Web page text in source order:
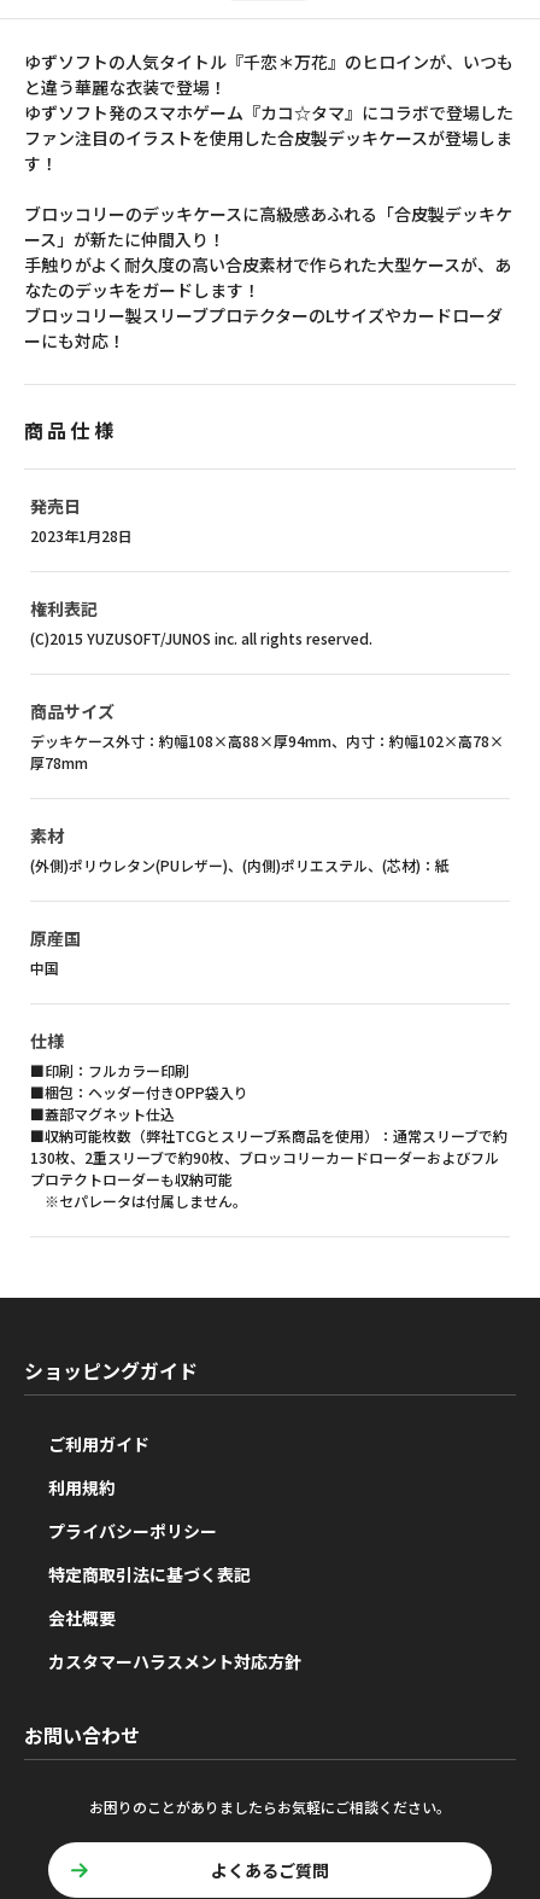
ゆずソフトの人気タイトル『千恋＊万花』のヒロインが、いつも
と違う華麗な衣装で登場！
ゆずソフト発のスマホゲーム『カコ☆タマ』にコラボで登場した
ファン注目のイラストを使用した合皮製デッキケースが登場しま
す！
ブロッコリーのデッキケースに高級感あふれる「合皮製デッキケ
ース」が新たに仲間入り！
手触りがよく耐久度の高い合皮素材で作られた大型ケースが、あ
なたのデッキをガードします！
ブロッコリー製スリーブプロテクターのLサイズやカードローダ
ーにも対応！
商品仕様
発売日
2023年1月28日
権利表記
(C)2015 YUZUSOFT/JUNOS inc. all rights reserved.
商品サイズ
デッキケース外寸：約幅108×高88×厚94mm、内寸：約幅102×高78×
厚78mm
素材
(外側)ポリウレタン(PUレザー)、(内側)ポリエステル、(芯材)：紙
原産国
中国
仕様
■印刷：フルカラー印刷
■梱包：ヘッダー付きOPP袋入り
■蓋部マグネット仕込
■収納可能枚数（弊社TCGとスリーブ系商品を使用）：通常スリーブで約
130枚、2重スリーブで約90枚、ブロッコリーカードローダーおよびフル
プロテクトローダーも収納可能
※セパレータは付属しません。
ショッピングガイド
ご利用ガイド
利用規約
プライバシーポリシー
特定商取引法に基づく表記
会社概要
カスタマーハラスメント対応方針
お問い合わせ
お困りのことがありましたらお気軽にご相談ください。
よくあるご質問